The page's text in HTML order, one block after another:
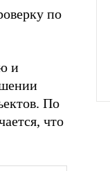
по
и
По
что